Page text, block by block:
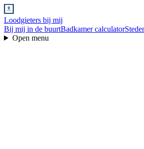
Loodgieters bij mij
Bij mij in de buurtBadkamer calculator
Open menu